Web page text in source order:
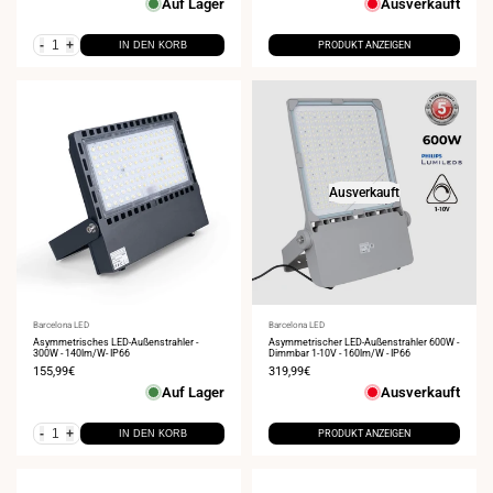
Auf Lager
- + IN DEN KORB
Ausverkauft
PRODUKT ANZEIGEN
Anbieter:
Barcelona LED
Asymmetrisches LED-Außenstrahler -
300W - 140lm/W- IP66
Verkaufspreis
155,99€
Auf Lager
- + IN DEN KORB
Ausverkauft
Anbieter:
Barcelona LED
Asymmetrischer LED-Außenstrahler 600W -
Dimmbar 1-10V - 160lm/W - IP66
Verkaufspreis
319,99€
Ausverkauft
PRODUKT ANZEIGEN